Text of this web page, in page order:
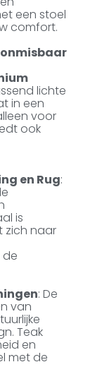
een stoel
comfort.
lichte
in een
voor
ook
en Rug:
is
zich naar
: De
van
Teak
en
met de